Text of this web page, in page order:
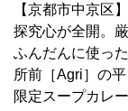
紹介し
おすす
【京都市中京区
探究心が全開。
ふんだんに使っ
所前［Agri］の
限定スープカレー